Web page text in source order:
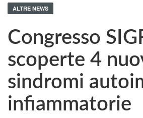
ALTRE NEWS
Congresso
scoperte 4
sindromi
infiammatorie